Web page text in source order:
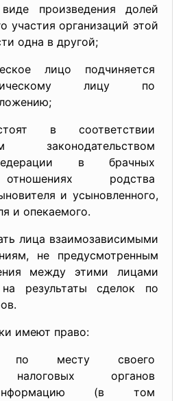
произведения долей
участия организаций этой
одна в другой;
лицо подчиняется
лицу по
в соответствии
в брачных
родства
и усыновленного,
и опекаемого.
лица взаимозависимыми
не предусмотренным
между этими лицами
результаты сделок по
имеют право:
по месту своего
органов
(в том